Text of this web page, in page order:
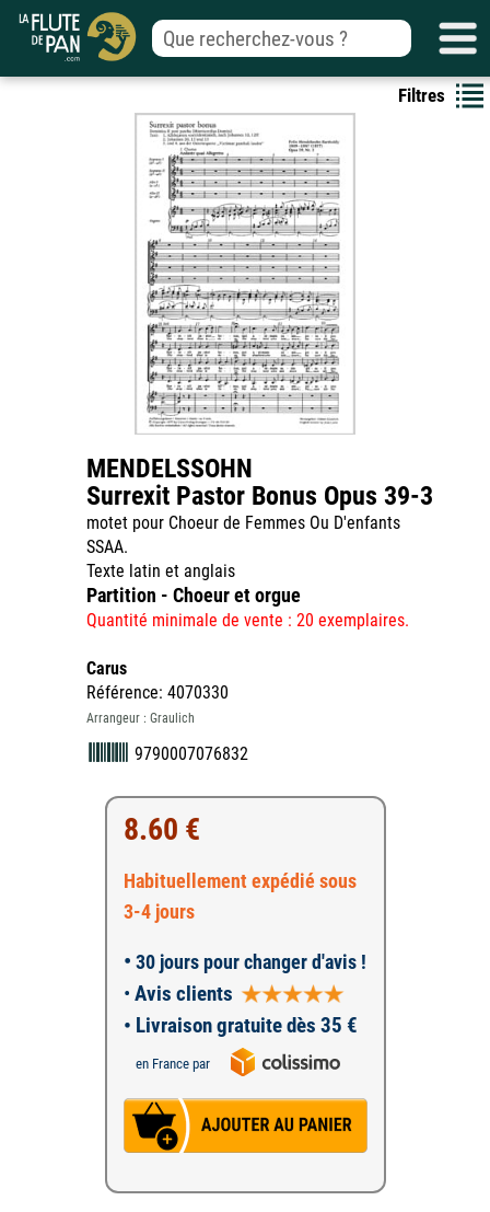
Filtres
MENDELSSOHN
Surrexit Pastor Bonus Opus 39-3
motet pour Choeur de Femmes Ou D'enfants
SSAA.
Texte latin et anglais
Partition - Choeur et orgue
Quantité minimale de vente : 20 exemplaires.
Carus
Référence: 4070330
Arrangeur : Graulich
9790007076832
8.60 €
Habituellement expédié sous
3-4 jours
• 30 jours pour changer d'avis !
• Avis clients
• Livraison gratuite dès 35 €
en France par